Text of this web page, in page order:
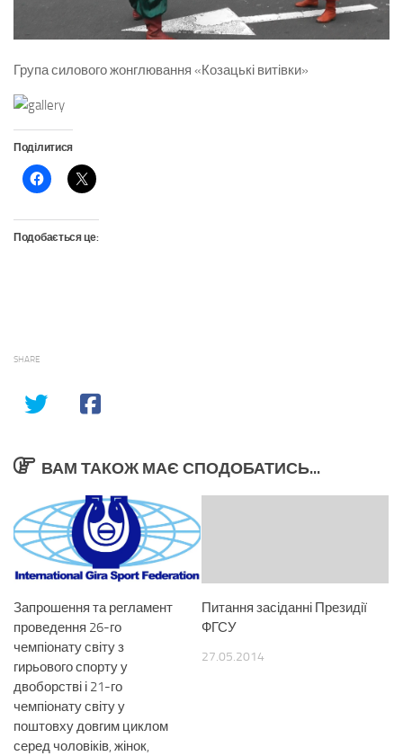
Група силового жонглювання «Козацькі витівки»
Поділитися
Подобається це:
SHARE
ВАМ ТАКОЖ МАЄ СПОДОБАТИСЬ...
Запрошення та регламент
проведення 26-го
чемпіонату світу з
гирьового спорту у
двоборстві і 21-го
чемпіонату світу у
поштовху довгим циклом
серед чоловіків, жінок,
Питання засіданні Президії
ФГСУ
27.05.2014